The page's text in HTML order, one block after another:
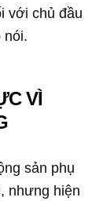
với chủ đầu
nói.
VÌ
sản phụ
nhưng hiện